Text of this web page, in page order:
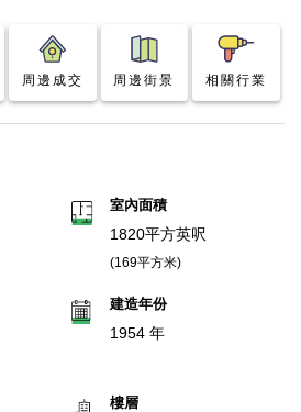
周邊成交 周邊街景 相關行業
室內面積
1820平方英呎
(169平方米)
建造年份
1954 年
樓層